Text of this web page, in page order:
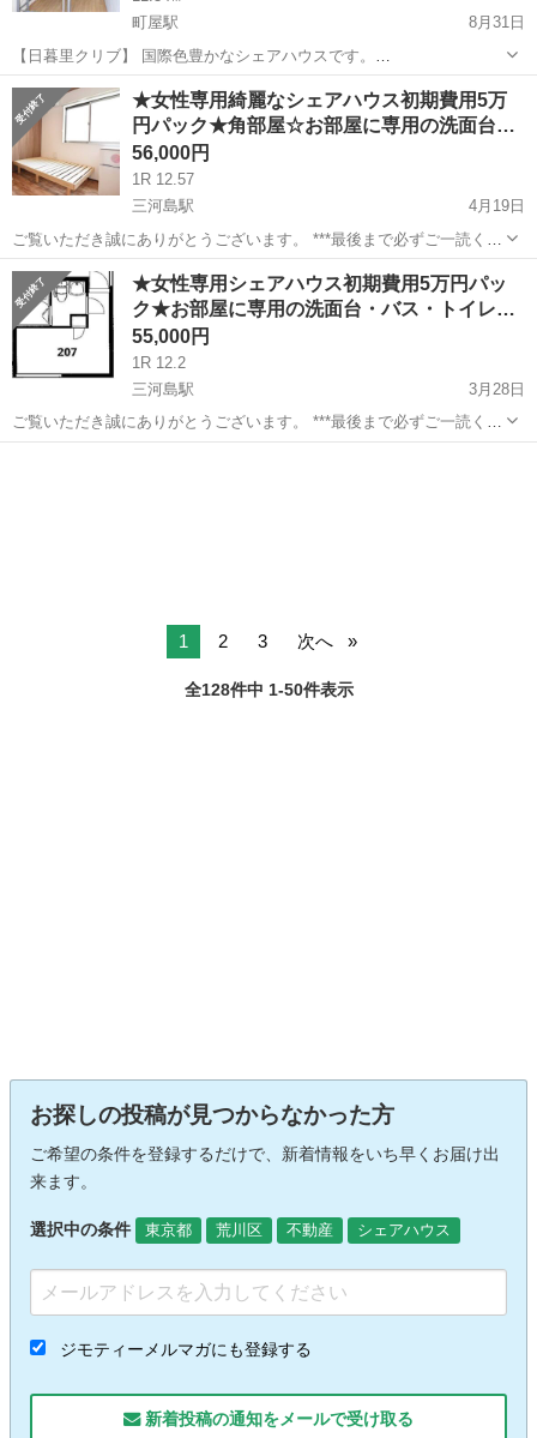
町屋駅
8月31日
【日暮里クリブ】 国際色豊かなシェアハウスです。
https://www.tokyoroomfinder.com/view/guest-house/nippori-
crib&language=jp ■料金 賃料 ...
東京 荒川区 町屋駅 シェアハウス 徒歩
★女性専用綺麗なシェアハウス初期費用5万
円パック★角部屋☆お部屋に専用の洗面台…
56,000円
1R 12.57
三河島駅
4月19日
ご覧いただき誠にありがとうございます。 ***最後まで必ずご一読くだ
さい*** ■物件名 Aテラス三河島 203号室 ■仲介手数料 ゼロ!敷金
ゼロ！礼金 ゼロ！ ■初期費用は5万円パック！（消費税別） ※...
東京 荒川区 三河島駅 シェアハウス 無料
★女性専用シェアハウス初期費用5万円パッ
ク★お部屋に専用の洗面台・バス・トイレ…
55,000円
1R 12.2
三河島駅
3月28日
ご覧いただき誠にありがとうございます。 ***最後まで必ずご一読くだ
さい*** ■物件名 Aテラス三河島 207号室 ■仲介手数料 ゼロ!敷金
1 2 3 次へ
全128件中 1-50件表示
お探しの投稿が見つからなかった方
ご希望の条件を登録するだけで、新着情報をいち早くお届け出
来ます。
選択中の条件 東京都 荒川区 不動産 シェアハウス
ジモティーメルマガにも登録する
新着投稿の通知をメールで受け取る